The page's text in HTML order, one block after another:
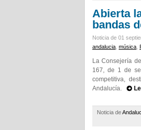
Abierta
bandas
Noticia de 01
andalucia música
La Consejería
167, de 1 de
competitiva,
Andalucía.
Noticia de